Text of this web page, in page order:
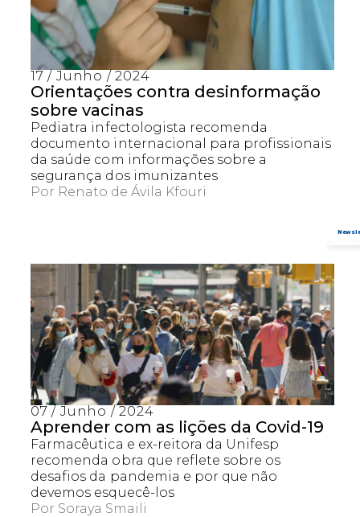
17 / Junho / 2024
Orientações contra desinformação
sobre vacinas
Pediatra infectologista recomenda
documento internacional para profissionais
da saúde com informações sobre a
segurança dos imunizantes
Por Renato de Ávila Kfouri
07 / Junho / 2024
Aprender com as lições da Covid-19
Farmacêutica e ex-reitora da Unifesp
recomenda obra que reflete sobre os
desafios da pandemia e por que não
devemos esquecê-los
Por Soraya Smaili
Captcha obrigatório
Seu e-mail foi cadastrado com sucesso!